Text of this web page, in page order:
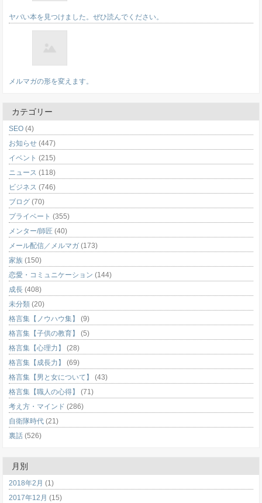
ヤバい本を見つけました。ぜひ読んでください。
メルマガの形を変えます。
カテゴリー
SEO (4)
お知らせ (447)
イベント (215)
ニュース (118)
ビジネス (746)
ブログ (70)
プライベート (355)
メンター/師匠 (40)
メール配信／メルマガ (173)
家族 (150)
恋愛・コミュニケーション (144)
成長 (408)
未分類 (20)
格言集【ノウハウ集】
(9)
格言集【子供の教育】
(5)
格言集【心理力】
(28)
格言集【成長力】
(69)
格言集【男と女について】
(43)
格言集【職人の心得】
(71)
考え方・マインド (286)
自衛隊時代 (21)
裏話 (526)
月別
2018年2月 (1)
2017年12月 (15)